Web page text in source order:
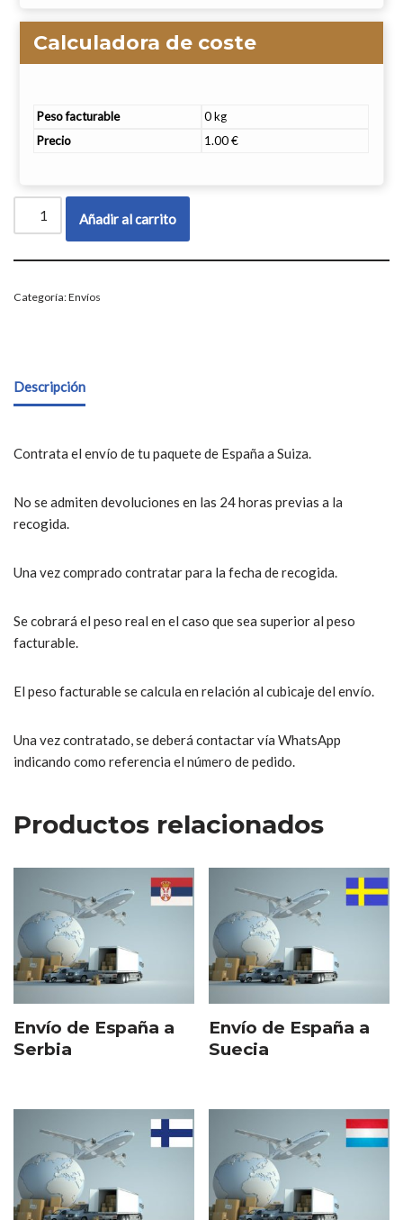
Calculadora de coste
Peso facturable
0 kg
Precio
1.00 €
Añadir al carrito
Categoría:Envíos
Descripción
Contrata el envío de tu paquete de España a Suiza.
No se admiten devoluciones en las 24 horas previas a la
recogida.
Una vez comprado contratar para la fecha de recogida.
Se cobrará el peso real en el caso que sea superior al peso
facturable.
El peso facturable se calcula en relación al cubicaje del envío.
Una vez contratado, se deberá contactar vía WhatsApp
indicando como referencia el número de pedido.
Productos relacionados
Envío de España a
Serbia
Envío de España a
Suecia